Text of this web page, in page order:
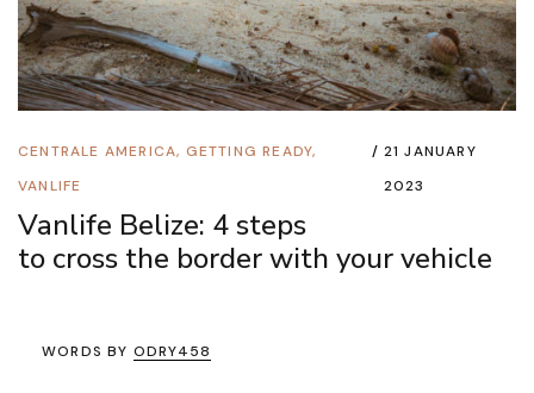
CENTRALE AMERICA, GETTING READY,
VANLIFE
21 JANUARY
2023
Vanlife Belize: 4 steps
to cross the border with your vehicle
WORDS BY ODRY458